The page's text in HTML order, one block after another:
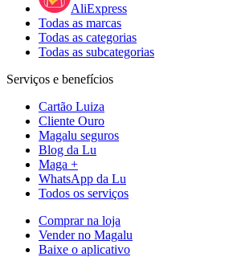
AliExpress
Todas as marcas
Todas as categorias
Todas as subcategorias
Serviços e benefícios
Cartão Luiza
Cliente Ouro
Magalu seguros
Blog da Lu
Maga +
WhatsApp da Lu
Todos os serviços
Comprar na loja
Vender no Magalu
Baixe o aplicativo